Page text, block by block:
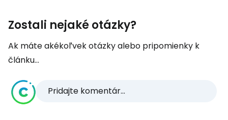
Zostali nejaké otázky?
Ak máte akékoľvek otázky alebo pripomienky k
článku...
Pridajte komentár...